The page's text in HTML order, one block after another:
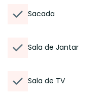
Sacada
Sala de Jantar
Sala de TV